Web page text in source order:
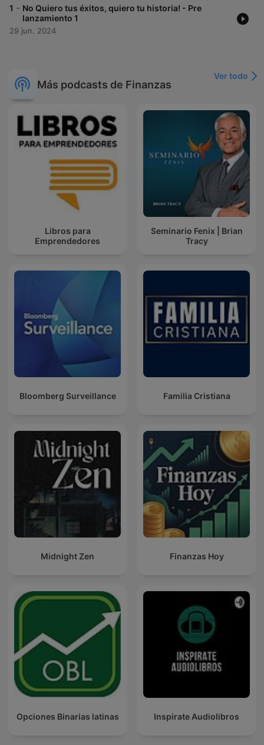
1 - No Quiero tus éxitos, quiero tu historia! - Pre
lanzamiento 1
29 jun. 2024
Más podcasts de Finanzas
Ver todo
Libros para
Emprendedores
Seminario Fenix | Brian
Tracy
Bloomberg Surveillance Familia Cristiana
Midnight Zen Finanzas Hoy
Opciones Binarias latinas Inspirate Audiolibros